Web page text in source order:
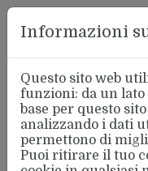
Aderente
Informazioni
Questo sito web
funzioni: da un
base per questo
analizzando i dati
permettono di
Puoi ritirare il tuo